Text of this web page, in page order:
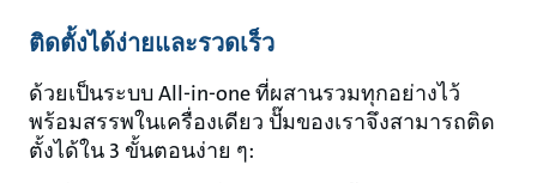
ติดตั้งได้ง่ายและรวดเร็ว
ด้วยเป็นระบบ All-in-one ที่ผสานรวมทุกอย่างไว้
พร้อมสรรพในเครื่องเดียว ปั๊มของเราจึงสามารถติด
ตั้งได้ใน 3 ขั้นตอนง่าย ๆ: